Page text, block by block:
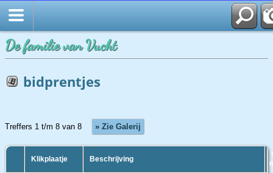
Startpagina
De familie van Vucht
bidprentjes
Treffers 1 t/m 8 van 8 » Zie Galerij
Klikplaatje Beschrijving